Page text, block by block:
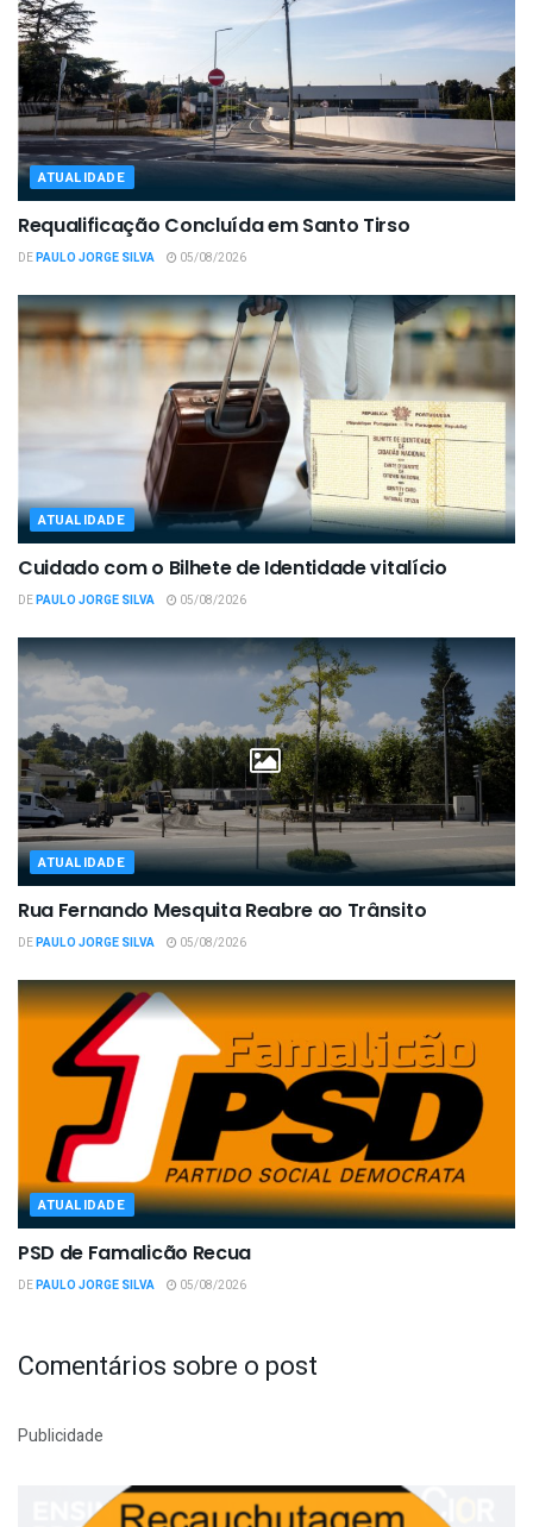
ATUALIDADE
Requalificação Concluída em Santo Tirso
DEPAULO JORGE SILVA 05/08/2026
ATUALIDADE
Cuidado com o Bilhete de Identidade vitalício
DEPAULO JORGE SILVA 05/08/2026
ATUALIDADE
Rua Fernando Mesquita Reabre ao Trânsito
DEPAULO JORGE SILVA 05/08/2026
ATUALIDADE
PSD de Famalicão Recua
DEPAULO JORGE SILVA 05/08/2026
Comentários sobre o post
Publicidade